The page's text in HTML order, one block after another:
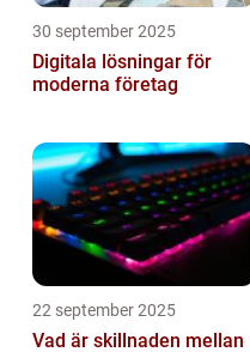
30 september 2025
Digitala lösningar för
moderna företag
22 september 2025
Vad är skillnaden mellan